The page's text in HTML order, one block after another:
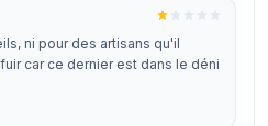
ni pour des artisans qu'il
car ce dernier est dans le déni